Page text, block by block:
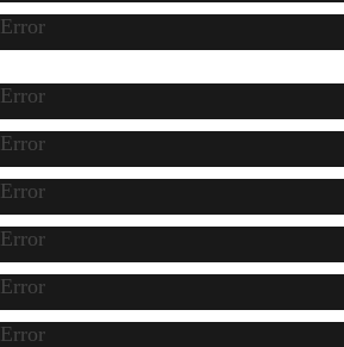
Error
Error
Error
Error
Error
Error
Error